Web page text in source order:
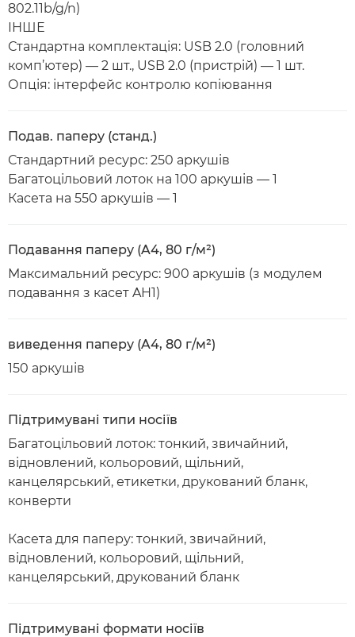
802.11b/g/n)
ІНШЕ
Стандартна комплектація: USB 2.0 (головний
комп’ютер) — 2 шт., USB 2.0 (пристрій) — 1 шт.
Опція: інтерфейс контролю копіювання
Подав. паперу (станд.)
Стандартний ресурс: 250 аркушів
Багатоцільовий лоток на 100 аркушів — 1
Касета на 550 аркушів — 1
Подавання паперу (A4, 80 г/м²)
Максимальний ресурс: 900 аркушів (з модулем
подавання з касет AH1)
виведення паперу (A4, 80 г/м²)
150 аркушів
Підтримувані типи носіїв
Багатоцільовий лоток: тонкий, звичайний,
відновлений, кольоровий, щільний,
канцелярський, етикетки, друкований бланк,
конверти
Касета для паперу: тонкий, звичайний,
відновлений, кольоровий, щільний,
канцелярський, друкований бланк
Підтримувані формати носіїв